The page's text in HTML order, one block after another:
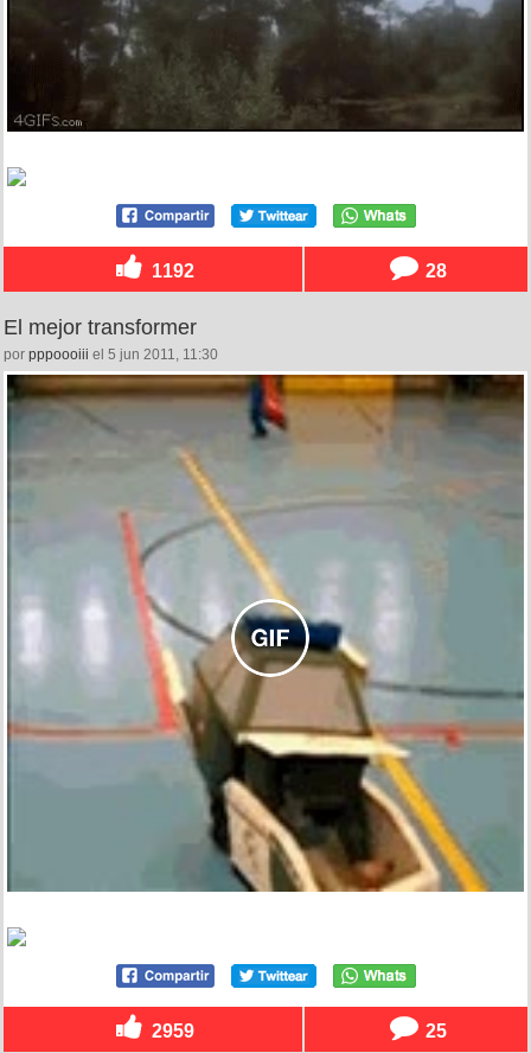
1192 28
El mejor transformer
por pppoooiii el 5 jun 2011, 11:30
2959 25